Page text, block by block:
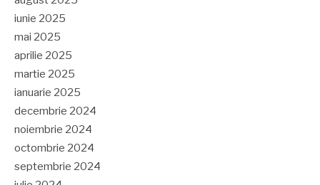
iunie 2025
mai 2025
aprilie 2025
martie 2025
ianuarie 2025
decembrie 2024
noiembrie 2024
octombrie 2024
septembrie 2024